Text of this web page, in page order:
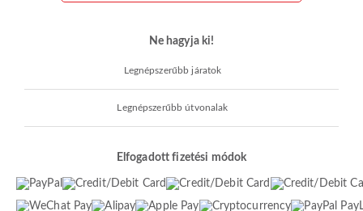
Ne hagyja ki!
Legnépszerűbb járatok
Legnépszerűbb útvonalak
Elfogadott fizetési módok